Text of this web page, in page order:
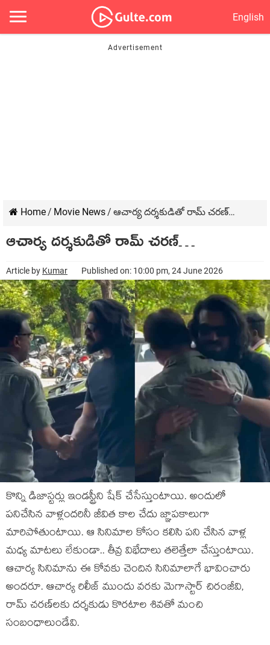
English
Home/ Movie News/ ఆచార్య దర్శకుడితో రామ్ చరణ్…
ఆచార్య దర్శకుడితో రామ్ చరణ్…
Article by Kumar Published on: 10:00 pm, 24 June 2026
కొన్ని డిజాస్ట‌ర్లు ఇండ‌స్ట్రీని షేక్ చేసేస్తుంటాయి. అందులో
ప‌నిచేసిన వాళ్లంద‌రినీ జీవిత కాల చేదు జ్ఞాప‌కాలుగా
మారిపోతుంటాయి. ఆ సినిమాల కోసం క‌లిసి ప‌ని చేసిన వాళ్ల
మ‌ధ్య మాట‌లు లేకుండా.. తీవ్ర విభేదాలు త‌లెత్తేలా చేస్తుంటాయి.
ఆచార్య సినిమాను ఈ కోవ‌కు చెందిన సినిమాలాగే భావించారు
అంద‌రూ. ఆచార్య రిలీజ్ ముందు వ‌ర‌కు మెగాస్టార్ చిరంజీవి,
రామ్ చ‌ర‌ణ్‌ల‌కు ద‌ర్శ‌కుడు కొర‌టాల శివ‌తో మంచి
సంబంధాలుండేవి.